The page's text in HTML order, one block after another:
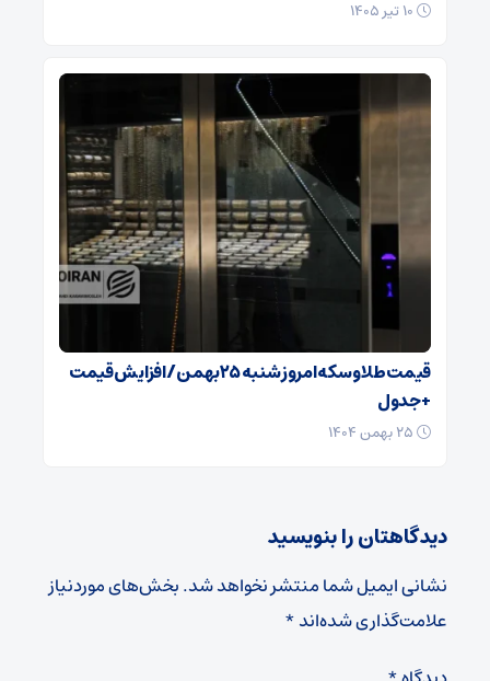
قیمت طلا و سکه امروز شنبه ۲۵بهمن/ افزایش قیمت
+ جدول
دیدگاهتان را بنویسید
نشانی ایمیل شما منتشر نخواهد شد.بخش‌های موردنیاز
علامت‌گذاری شده‌اند*